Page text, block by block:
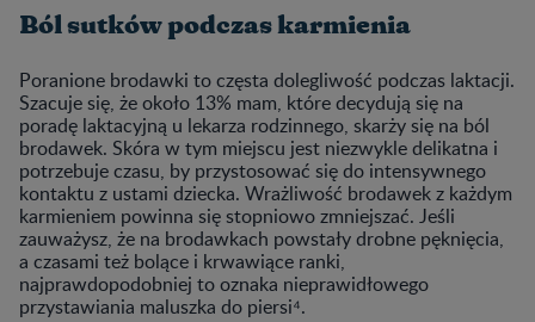
Ból sutków podczas karmienia
Poranione brodawki to częsta dolegliwość podczas laktacji.
Szacuje się, że około 13% mam, które decydują się na
poradę laktacyjną u lekarza rodzinnego, skarży się na ból
brodawek. Skóra w tym miejscu jest niezwykle delikatna i
potrzebuje czasu, by przystosować się do intensywnego
kontaktu z ustami dziecka. Wrażliwość brodawek z każdym
karmieniem powinna się stopniowo zmniejszać. Jeśli
zauważysz, że na brodawkach powstały drobne pęknięcia,
a czasami też bolące i krwawiące ranki,
najprawdopodobniej to oznaka nieprawidłowego
przystawiania maluszka do piersi⁴.